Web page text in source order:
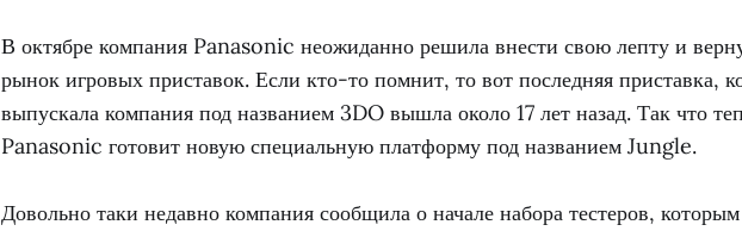
В октябре компания Panasonic неожиданно решила внести свою лепту и
рынок игровых приставок. Если кто-то помнит, то вот последняя приставка,
выпускала компания под названием 3DO вышла около 17 лет назад. Так что
Panasonic готовит новую специальную платформу под названием Jungle.
Довольно таки недавно компания сообщила о начале набора тестеров,